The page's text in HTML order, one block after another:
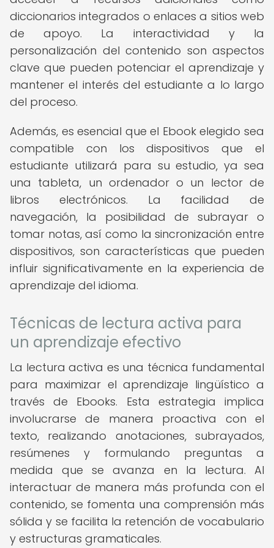
diccionarios integrados o enlaces a sitios web
de apoyo. La interactividad y la
personalización del contenido son aspectos
clave que pueden potenciar el aprendizaje y
mantener el interés del estudiante a lo largo
del proceso.
Además, es esencial que el Ebook elegido sea
compatible con los dispositivos que el
estudiante utilizará para su estudio, ya sea
una tableta, un ordenador o un lector de
libros electrónicos. La facilidad de
navegación, la posibilidad de subrayar o
tomar notas, así como la sincronización entre
dispositivos, son características que pueden
influir significativamente en la experiencia de
aprendizaje del idioma.
Técnicas de lectura activa para
un aprendizaje efectivo
La lectura activa es una técnica fundamental
para maximizar el aprendizaje lingüístico a
través de Ebooks. Esta estrategia implica
involucrarse de manera proactiva con el
texto, realizando anotaciones, subrayados,
resúmenes y formulando preguntas a
medida que se avanza en la lectura. Al
interactuar de manera más profunda con el
contenido, se fomenta una comprensión más
sólida y se facilita la retención de vocabulario
y estructuras gramaticales.